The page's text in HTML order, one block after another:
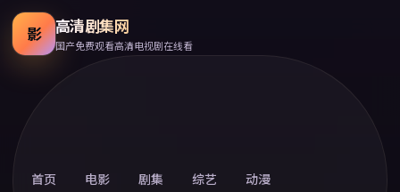
影 高清剧集网
国产免费观看高清电视剧在线看
首页 电影 剧集 综艺 动漫